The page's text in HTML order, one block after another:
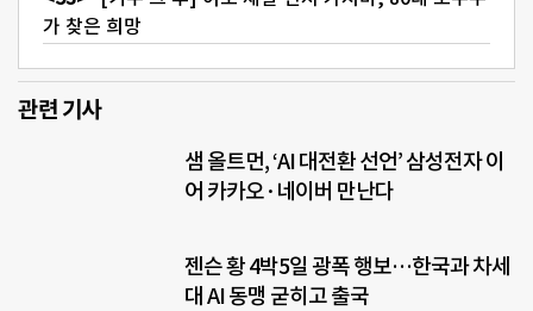
가 찾은 희망
관련 기사
샘 올트먼, ‘AI 대전환 선언’ 삼성전자 이
어 카카오·네이버 만난다
젠슨 황 4박5일 광폭 행보…한국과 차세
대 AI 동맹 굳히고 출국